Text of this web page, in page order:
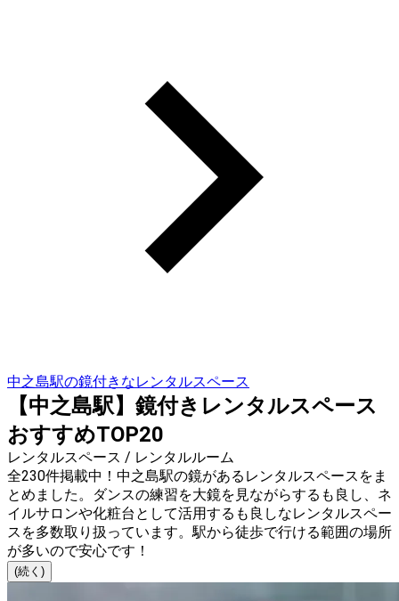
中之島駅の鏡付きなレンタルスペース
【中之島駅】鏡付きレンタルスペース
おすすめTOP20
レンタルスペース / レンタルルーム
全230件掲載中！中之島駅の鏡があるレンタルスペースをま
とめました。ダンスの練習を大鏡を見ながらするも良し、ネ
イルサロンや化粧台として活用するも良しなレンタルスペー
スを多数取り扱っています。駅から徒歩で行ける範囲の場所
が多いので安心です！
(続く)